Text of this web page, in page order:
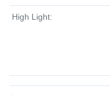
High Light: